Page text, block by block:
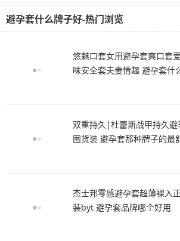
避孕套什么牌子好-热门浏览
悠魅口套女用避孕套爽口套
味安全套夫妻情趣 避孕套什
双重持久|杜蕾斯战甲持久
囤货装 避孕套那种牌子的最
杰士邦零感避孕套超薄裸入
装byt 避孕套品牌哪个好用